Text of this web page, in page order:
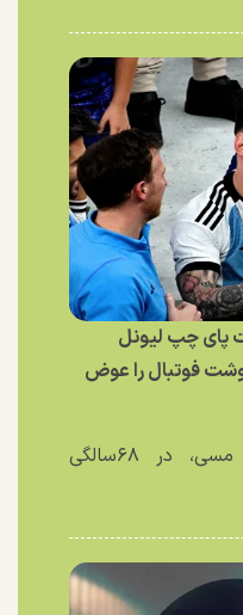
پای چپ لیونل
فوتبال را عوض
خورخه مسی، پدر لیونل مسی، در ۶۸سالگی